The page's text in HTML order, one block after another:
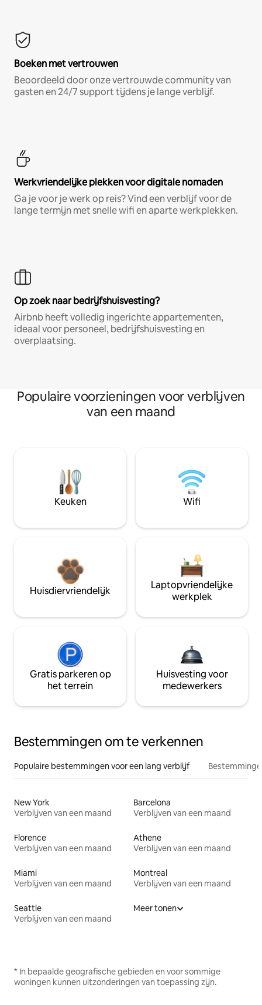
Boeken met vertrouwen
Beoordeeld door onze vertrouwde community van
gasten en 24/7 support tijdens je lange verblijf.
Werkvriendelijke plekken voor digitale nomaden
Ga je voor je werk op reis? Vind een verblijf voor de
lange termijn met snelle wifi en aparte werkplekken.
Op zoek naar bedrijfshuisvesting?
Airbnb heeft volledig ingerichte appartementen,
ideaal voor personeel, bedrijfshuisvesting en
overplaatsing.
Populaire voorzieningen voor verblijven
van een maand
Keuken Wifi
Huisdiervriendelijk
Laptopvriendelijke
werkplek
Gratis parkeren op
het terrein
Huisvesting voor
medewerkers
Bestemmingen om te verkennen
Populaire bestemmingen voor een lang verblijf
New York
Verblijven van een maand
Barcelona
Verblijven van een maand
Florence
Verblijven van een maand
Athene
Verblijven van een maand
Miami
Verblijven van een maand
Montreal
Verblijven van een maand
Seattle
Verblijven van een maand
Meer tonen
* In bepaalde geografische gebieden en voor sommige
woningen kunnen uitzonderingen van toepassing zijn.